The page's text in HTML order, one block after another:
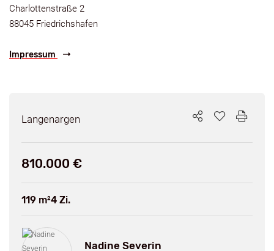
Charlottenstraße 2
88045 Friedrichshafen
Impressum
Langenargen
810.000 €
119 m²4 Zi.
Nadine Severin